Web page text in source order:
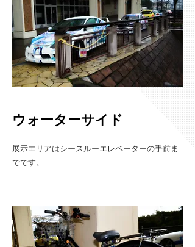
ウォーターサイド
​展示エリアはシースルーエレベーターの手前ま
でです。